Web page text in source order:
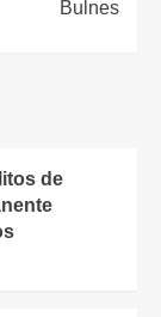
Bulnes
de